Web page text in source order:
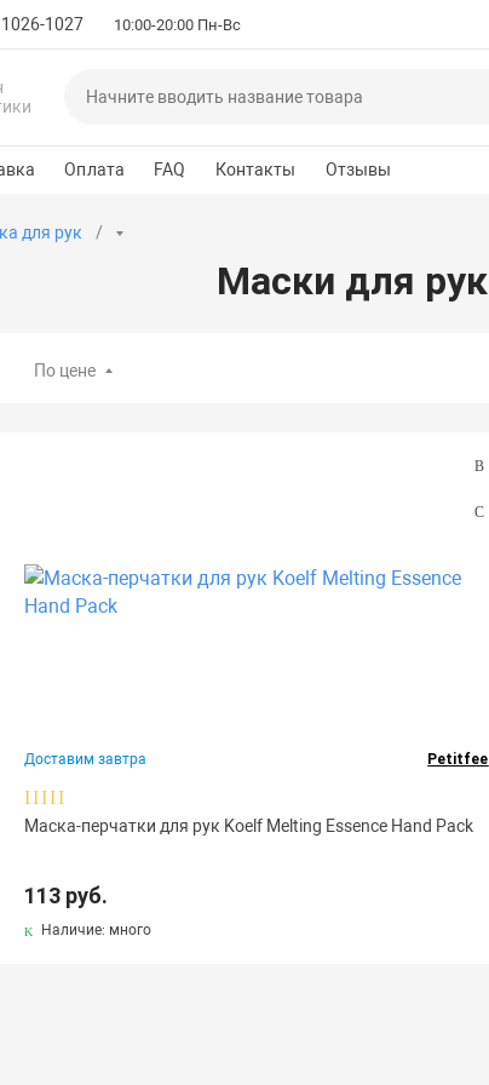
1027 10:00-20:00 Пн-Вс
Оплата FAQ Контакты Отзывы
для рук
Маски для рук
По цене
Доставим завтра Petitfee
Маска-перчатки для рук Koelf Melting Essence Hand Pack
113 руб.
Наличие: много